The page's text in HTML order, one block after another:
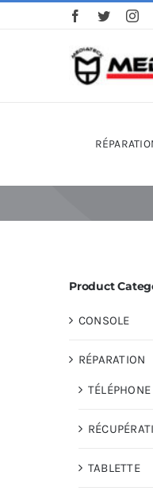
Product
CONSOLE
RÉPARATION
TÉLÉPHONE
TABLETTE